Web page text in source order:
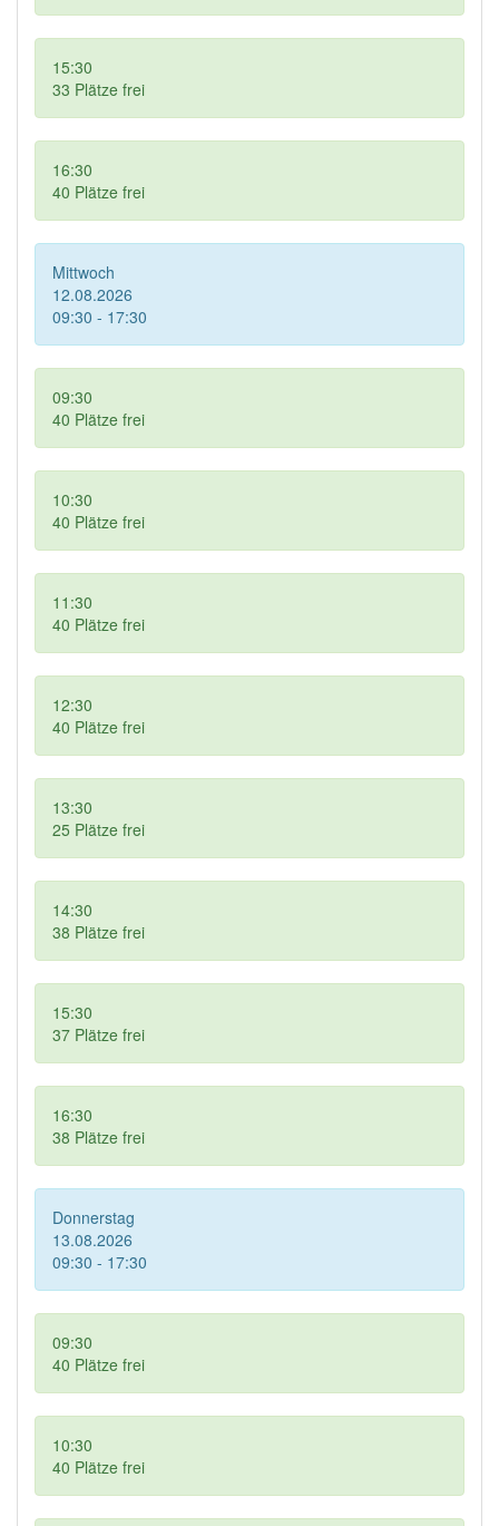
15:30
33 Plätze frei
16:30
40 Plätze frei
Mittwoch
12.08.2026
09:30 - 17:30
09:30
40 Plätze frei
10:30
40 Plätze frei
11:30
40 Plätze frei
12:30
40 Plätze frei
13:30
25 Plätze frei
14:30
38 Plätze frei
15:30
37 Plätze frei
16:30
38 Plätze frei
Donnerstag
13.08.2026
09:30 - 17:30
09:30
40 Plätze frei
10:30
40 Plätze frei